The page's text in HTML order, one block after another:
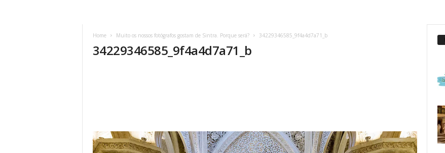
Home Muito os nossos fotógrafos gostam de Sintra. Porque será? 34229346585_9f4a4d7a71_b
34229346585_9f4a4d7a71_b